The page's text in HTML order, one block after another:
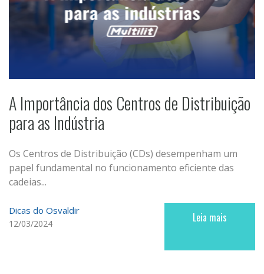
A Importância dos Centros de Distribuição
para as Indústria
Os Centros de Distribuição (CDs) desempenham um
papel fundamental no funcionamento eficiente das
cadeias...
Dicas do Osvaldir
12/03/2024 Leia mais